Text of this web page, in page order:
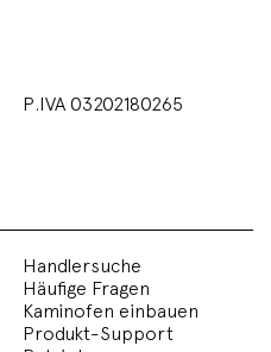
P.IVA 03202180265
Handlersuche
Häufige Fragen
Kaminofen einbauen
Produkt-Support